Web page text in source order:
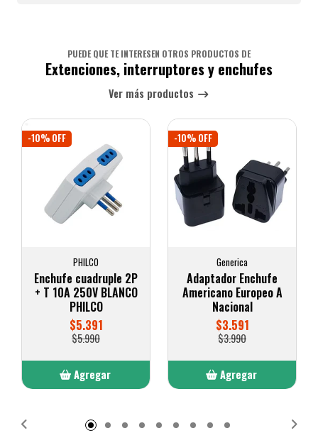
PUEDE QUE TE INTERESEN OTROS PRODUCTOS DE
Extenciones, interruptores y enchufes
Ver más productos
-10% OFF
PHILCO
Enchufe cuadruple 2P
+ T 10A 250V BLANCO
PHILCO
$5.391
$5.990
Agregar
-10% OFF
Generica
Adaptador Enchufe
Americano Europeo A
Nacional
$3.591
$3.990
Agregar